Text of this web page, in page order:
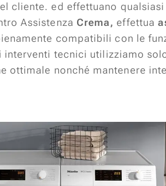
cliente. ed effettuano
Assistenza Crema,effettua
compatibili con le
tecnici utilizziamo
ottimale nonché mantenere